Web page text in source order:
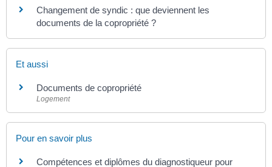
Changement de syndic : que deviennent les
documents de la copropriété ?
Et aussi
Documents de copropriété
Logement
Pour en savoir plus
Compétences et diplômes du diagnostiqueur pour